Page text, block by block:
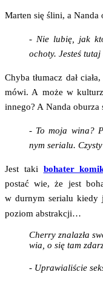
Mar­ten się śli­ni, a Nan­da
- Nie lubię, jak
ocho­ty. Jesteś
Chy­ba tłu­macz dał
mówi. A może w
inne­go? A Nan­da obu­rza
- To moja wina?
nym seria­lu.
Jest taki boha­ter
postać wie, że jest
w dur­nym seria­lu kie­dy
poziom abstrakcji…
Cher­ry zna­la­zła
wia, o się tam
- Upra­wia­li­ście